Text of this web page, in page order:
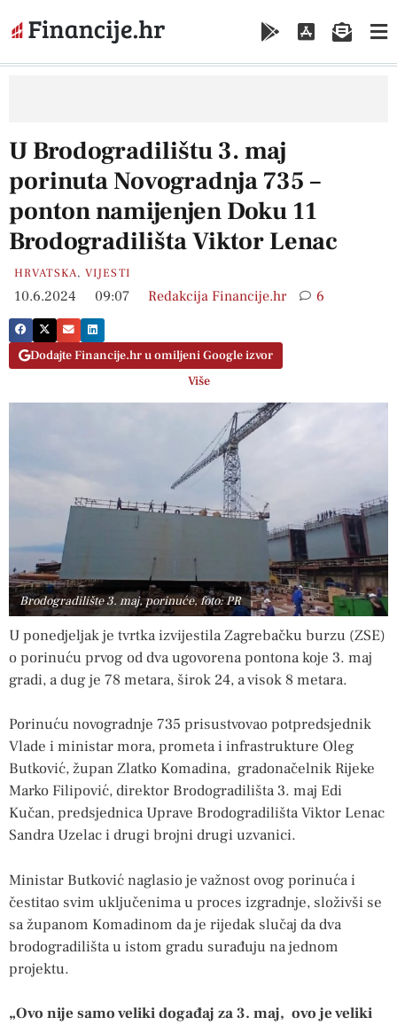
U Brodogradilištu 3. maj
porinuta Novogradnja 735 –
ponton namijenjen Doku 11
Brodogradilišta Viktor Lenac
HRVATSKA,VIJESTI
10.6.2024 09:07 Redakcija Financije.hr 6
Dodajte Financije.hr u omiljeni Google izvor
Više
Brodogradilište 3. maj, porinuće, foto: PR
U ponedjeljak je tvrtka izvijestila Zagrebačku burzu (ZSE)
o porinuću prvog od dva ugovorena pontona koje 3. maj
gradi, a dug je 78 metara, širok 24, a visok 8 metara.
Porinuću novogradnje 735 prisustvovao potpredsjednik
Vlade i ministar mora, prometa i infrastrukture Oleg
Butković, župan Zlatko Komadina, gradonačelnik Rijeke
Marko Filipović, direktor Brodogradilišta 3. maj Edi
Kučan, predsjednica Uprave Brodogradilišta Viktor Lenac
Sandra Uzelac i drugi brojni drugi uzvanici.
Ministar Butković naglasio je važnost ovog porinuća i
čestitao svim uključenima u proces izgradnje, složivši se
sa županom Komadinom da je rijedak slučaj da dva
brodogradilišta u istom gradu surađuju na jednom
projektu.
„Ovo nije samo veliki događaj za 3. maj, ovo je veliki